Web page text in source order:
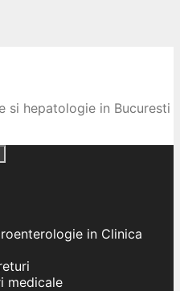
si hepatologie in Bucuresti
in Clinica
medicale